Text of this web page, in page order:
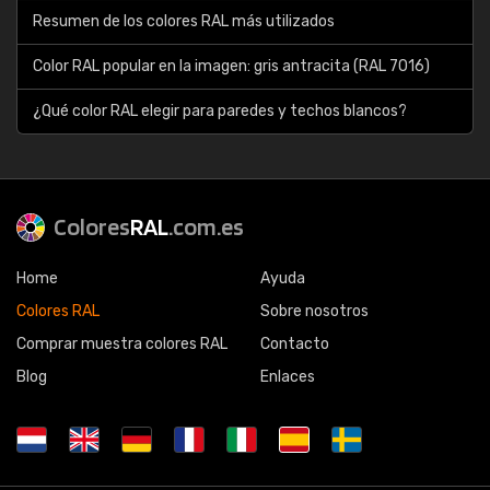
Resumen de los colores RAL más utilizados
Color RAL popular en la imagen: gris antracita (RAL 7016)
¿Qué color RAL elegir para paredes y techos blancos?
ColoresRAL.com.es
Home
Colores RAL
Comprar muestra colores RAL
Blog
Ayuda
Sobre nosotros
Contacto
Enlaces